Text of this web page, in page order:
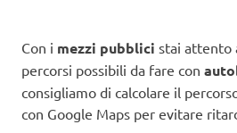
Con i mezzi pubblici stai attento
percorsi possibili da fare con
consigliamo di calcolare il
con Google Maps per evitare